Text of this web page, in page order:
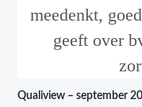
meedenkt,
geeft over
Qualiview – september